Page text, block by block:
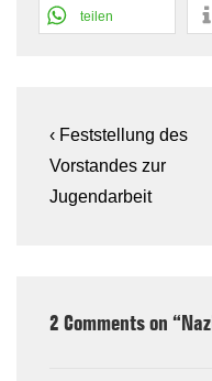
teilen
Previous
Post
is
‹ Feststellung des
Vorstandes zur
Jugendarbeit
2 Comments on “